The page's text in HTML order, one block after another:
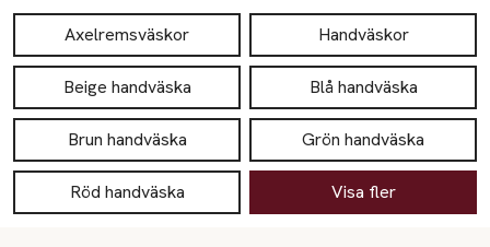
Axelremsväskor Handväskor
Beige handväska Blå handväska
Brun handväska Grön handväska
Röd handväska Visa fler